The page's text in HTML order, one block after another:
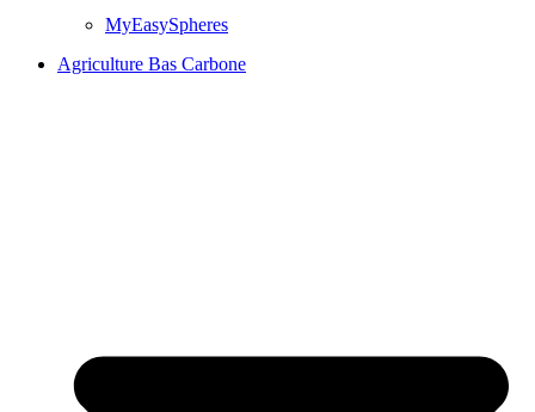
MyEasySpheres
Agriculture Bas Carbone